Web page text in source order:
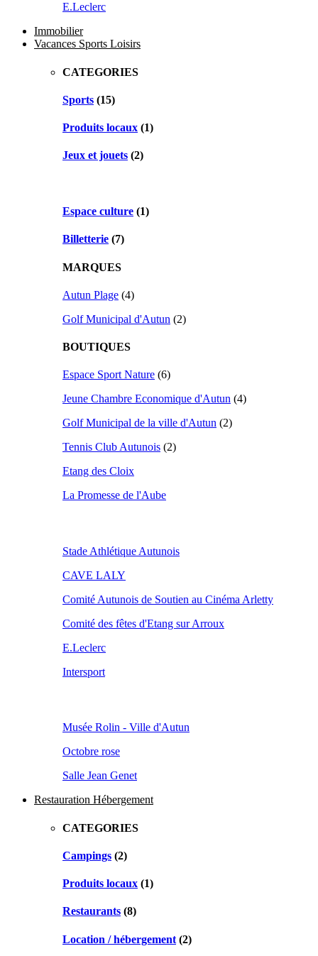
E.Leclerc
Immobilier
Vacances Sports Loisirs
CATEGORIES
Sports (15)
Produits locaux (1)
Jeux et jouets (2)
Espace culture (1)
Billetterie (7)
MARQUES
Autun Plage (4)
Golf Municipal d'Autun (2)
BOUTIQUES
Espace Sport Nature (6)
Jeune Chambre Economique d'Autun (4)
Golf Municipal de la ville d'Autun (2)
Tennis Club Autunois (2)
Etang des Cloix
La Promesse de l'Aube
Stade Athlétique Autunois
CAVE LALY
Comité Autunois de Soutien au Cinéma Arletty
Comité des fêtes d'Etang sur Arroux
E.Leclerc
Intersport
Musée Rolin - Ville d'Autun
Octobre rose
Salle Jean Genet
Restauration Hébergement
CATEGORIES
Campings (2)
Produits locaux (1)
Restaurants (8)
Location / hébergement (2)